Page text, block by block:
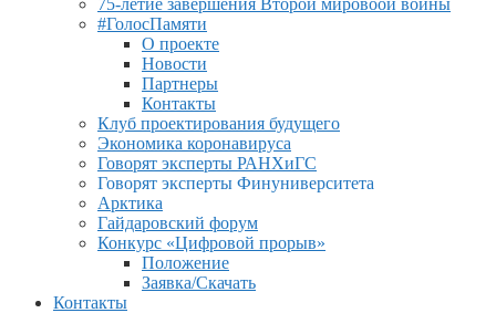
75-летие завершения Второй мировоой войны
#ГолосПамяти
О проекте
Новости
Партнеры
Контакты
Клуб проектирования будущего
Экономика коронавируса
Говорят эксперты РАНХиГС
Говорят эксперты Финуниверситета
Арктика
Гайдаровский форум
Конкурс «Цифровой прорыв»
Положение
Заявка/Скачать
Контакты